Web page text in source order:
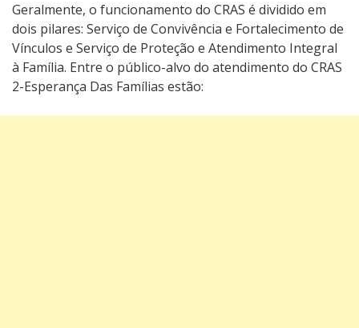
Geralmente, o funcionamento do CRAS é dividido em
dois pilares: Serviço de Convivência e Fortalecimento de
Vínculos e Serviço de Proteção e Atendimento Integral
à Família. Entre o público-alvo do atendimento do CRAS
2-Esperança Das Famílias estão: